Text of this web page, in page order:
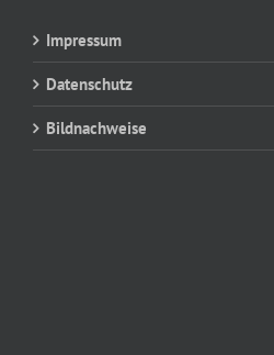
Impressum
Datenschutz
Bildnachweise